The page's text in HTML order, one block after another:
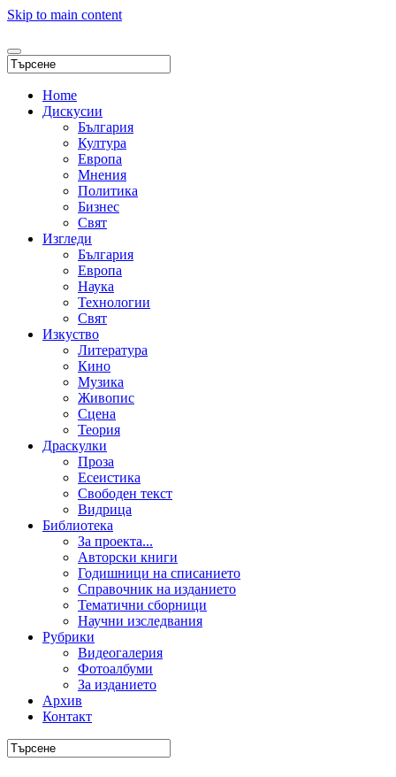
Skip to main content
Home
Дискусии
България
Култура
Европа
Мнения
Политика
Бизнес
Свят
Изгледи
България
Европа
Наука
Технологии
Свят
Изкуство
Литература
Кино
Музика
Живопис
Сцена
Теория
Драскулки
Проза
Есеистика
Свободен текст
Видрица
Библиотека
За проекта...
Авторски книги
Годишници на списанието
Справочник на изданието
Тематични сборници
Научни изследвания
Рубрики
Видеогалерия
Фотоалбуми
За изданието
Архив
Контакт